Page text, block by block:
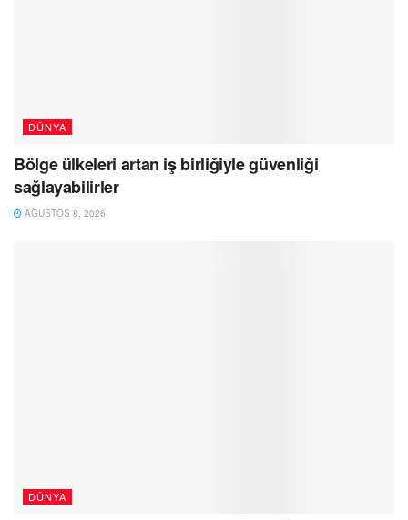
DÜNYA
Bölge ülkeleri artan iş birliğiyle güvenliği
sağlayabilirler
AĞUSTOS 8, 2026
DÜNYA